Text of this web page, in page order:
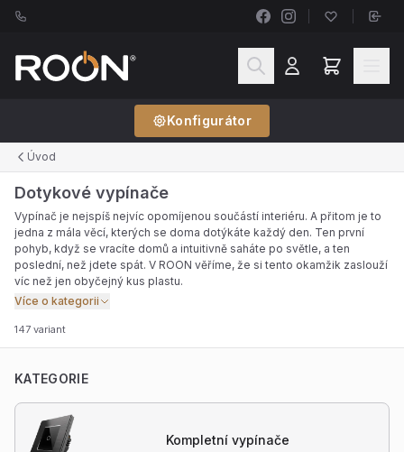
Konfigurátor
Úvod
Dotykové vypínače
Vypínač je nejspíš nejvíc opomíjenou součástí interiéru. A přitom je to
jedna z mála věcí, kterých se doma dotýkáte každý den. Ten první
pohyb, když se vracíte domů a intuitivně saháte po světle, a ten
poslední, než jdete spát. V ROON věříme, že si tento okamžik zaslouží
víc než jen obyčejný kus plastu.
Více o kategorii
147 variant
KATEGORIE
Kompletní vypínače